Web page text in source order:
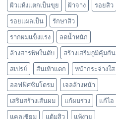
ผิวแห้งแตกเป็นขุย
ฝ้าจาง
รอยสิว
รอยแผลเป็น
รักษาสิว
รากผมแข็งแรง
ลดน้ำหนัก
ล้างสารพิษในตับ
สร้างเสริมภูมิคุ้มกัน
สเปรย์
ส้นเท้าแตก
หน้ากระจ่างใส
ออฟฟิศซิมโดรม
เจลล้างหน้า
เสริมสร้างเส้นผม
แก้ผมร่วง
แก้ไอ
แคลเซียม
แต้มสิว
แพ้ง่าย